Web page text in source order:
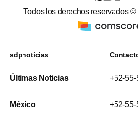
Todos los derechos reservados ©
sdpnoticias
Últimas Noticias
México
+52-55-
+52-55-